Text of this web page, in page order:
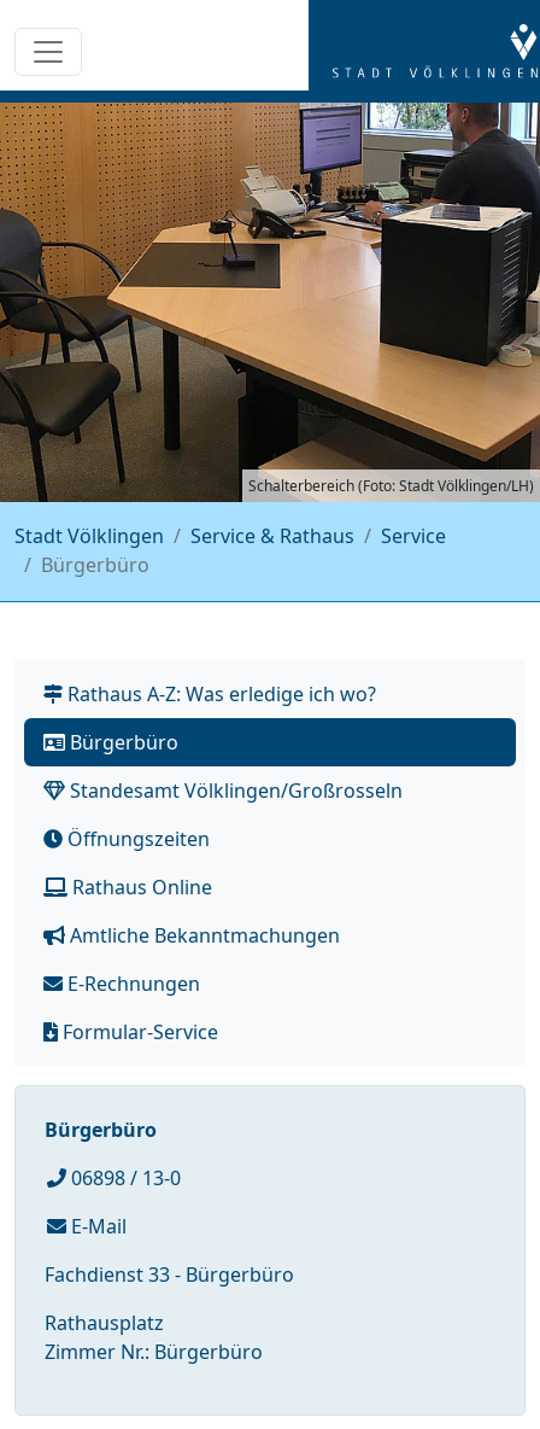
Schalterbereich (Foto: Stadt Völklingen/LH)
Stadt Völklingen Service & Rathaus
Service
Bürgerbüro
Rathaus A-Z: Was erledige ich wo?
Bürgerbüro
Standesamt Völklingen/Großrosseln
Öffnungszeiten
Rathaus Online
Amtliche Bekanntmachungen
E-Rechnungen
Formular-Service
Bürgerbüro
06898 / 13-0
E-Mail
Fachdienst 33 - Bürgerbüro
Rathausplatz
Zimmer Nr.: Bürgerbüro